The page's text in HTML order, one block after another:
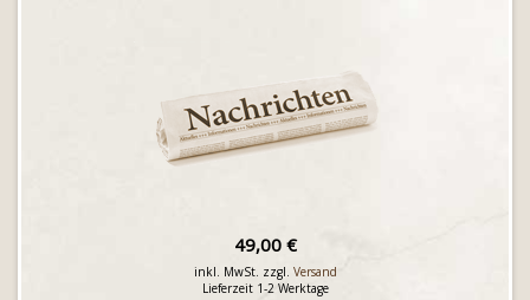
49,00 €
inkl. MwSt. zzgl. Versand
Lieferzeit 1-2 Werktage